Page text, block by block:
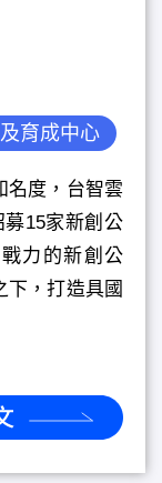
育成中心
名度，台智雲
15家新創公
力的新創公
下，打造具國